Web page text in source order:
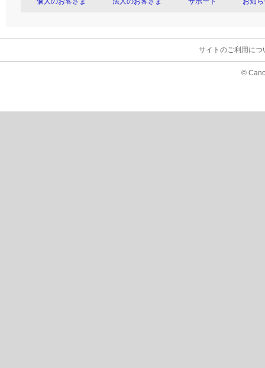
サイトのご利用につ
©